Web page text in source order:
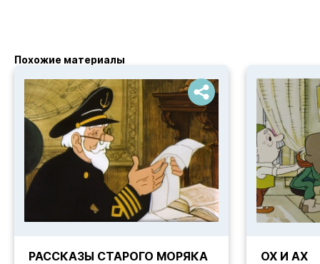
Похожие материалы
РАССКАЗЫ СТАРОГО МОРЯКА
ОХ И АХ